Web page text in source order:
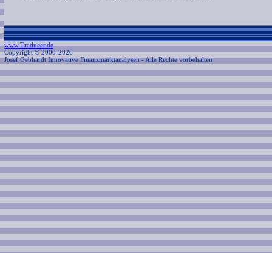
www.Traducer.de
Copyright © 2000-2026
Josef Gebhardt Innovative Finanzmarktanalysen - Alle Rechte vorbehalten